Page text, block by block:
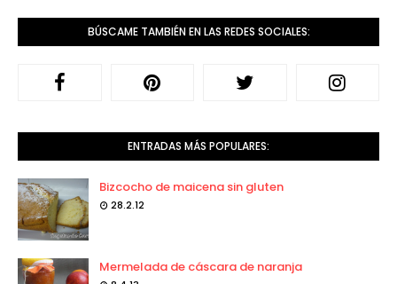
BÚSCAME TAMBIÉN EN LAS REDES SOCIALES:
ENTRADAS MÁS POPULARES:
Bizcocho de maicena sin gluten
28.2.12
Mermelada de cáscara de naranja